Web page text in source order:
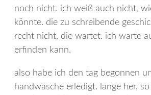
noch nicht. ich weiß auch nicht,
könnte. die zu schreibende
recht nicht, die wartet. ich warte
erfinden kann.
also habe ich den tag begonnen
handwäsche erledigt. lange her,